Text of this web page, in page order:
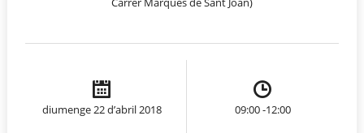
diumenge 22 d’abril 2018 09:00 -12:00